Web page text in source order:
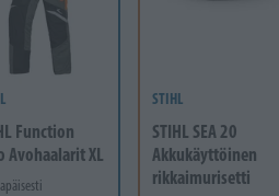
Function
Avohaalarit XL
STIHL
STIHL SEA 20
Akkukäyttöinen
rikkaimurisetti